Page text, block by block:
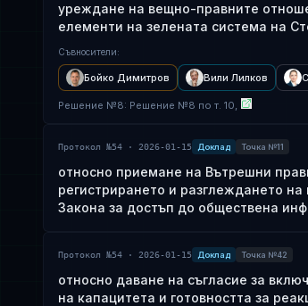
уреждане на вещно-правните
елементи на зелената система на
Съвносители:
Бойко Димитров Вили Лилков
Решение №8: Решение №8 по т. 10,
Протокол №54 · 2026-01-15 Доклад Точка №11
относно приемане на Вътрешни
регистрирането и разглеждането
Закона за достъп до обществена
Протокол №54 · 2026-01-15 Доклад Точка №42
относно даване на съгласие за
на капацитета и готовността за